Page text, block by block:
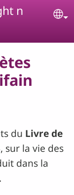
n
du Livre de
sur la vie des
dans la